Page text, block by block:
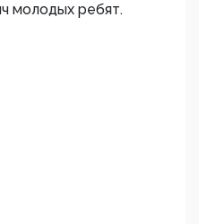
молодых ребят.